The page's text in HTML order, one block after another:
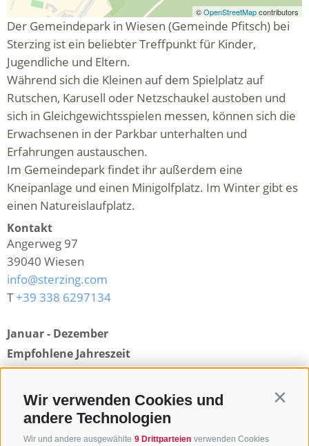
Wir verwenden Cookies und
andere Technologien
Wir und andere ausgewählte 9 Drittparteien verwenden Cookies
©OpenStreetMapcontributors
Der Gemeindepark in Wiesen (Gemeinde Pfitsch) bei
Sterzing ist ein beliebter Treffpunkt für Kinder,
Jugendliche und Eltern.
Während sich die Kleinen auf dem Spielplatz auf
Rutschen, Karusell oder Netzschaukel austoben und
sich in Gleichgewichtsspielen messen, können sich die
Erwachsenen in der Parkbar unterhalten und
Erfahrungen austauschen.
Im Gemeindepark findet ihr außerdem eine
Kneipanlage und einen Minigolfplatz. Im Winter gibt es
einen Natureislaufplatz.
Kontakt
Angerweg 97
39040 Wiesen
info@sterzing.com
T+39 338 6297134
Januar - Dezember
Empfohlene Jahreszeit
Zurück zur Übersicht